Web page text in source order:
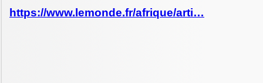
https://www.lemonde.fr/afrique/arti…